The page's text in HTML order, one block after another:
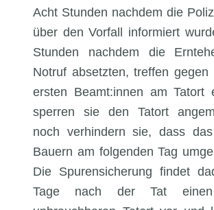
Acht Stunden nachdem die
über den Vorfall informiert
Stunden nachdem die
Notruf absetzten, treffen
ersten Beamt:innen am Tatort
sperren sie den Tatort
noch verhindern sie, dass
Bauern am folgenden Tag
Die Spurensicherung findet
Tage nach der Tat einen